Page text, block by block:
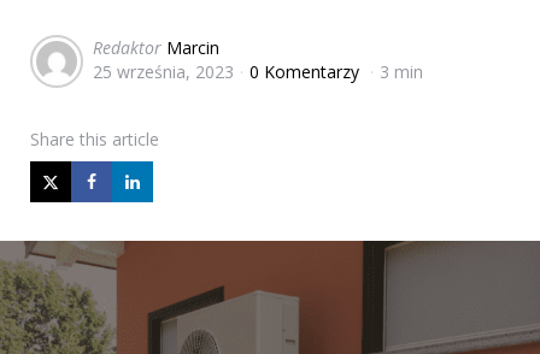
Posted
by
Redaktor Marcin
25 września, 2023
0 Komentarzy 3 min
Share this article